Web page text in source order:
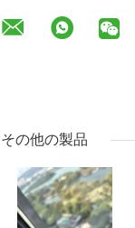
その他の製品